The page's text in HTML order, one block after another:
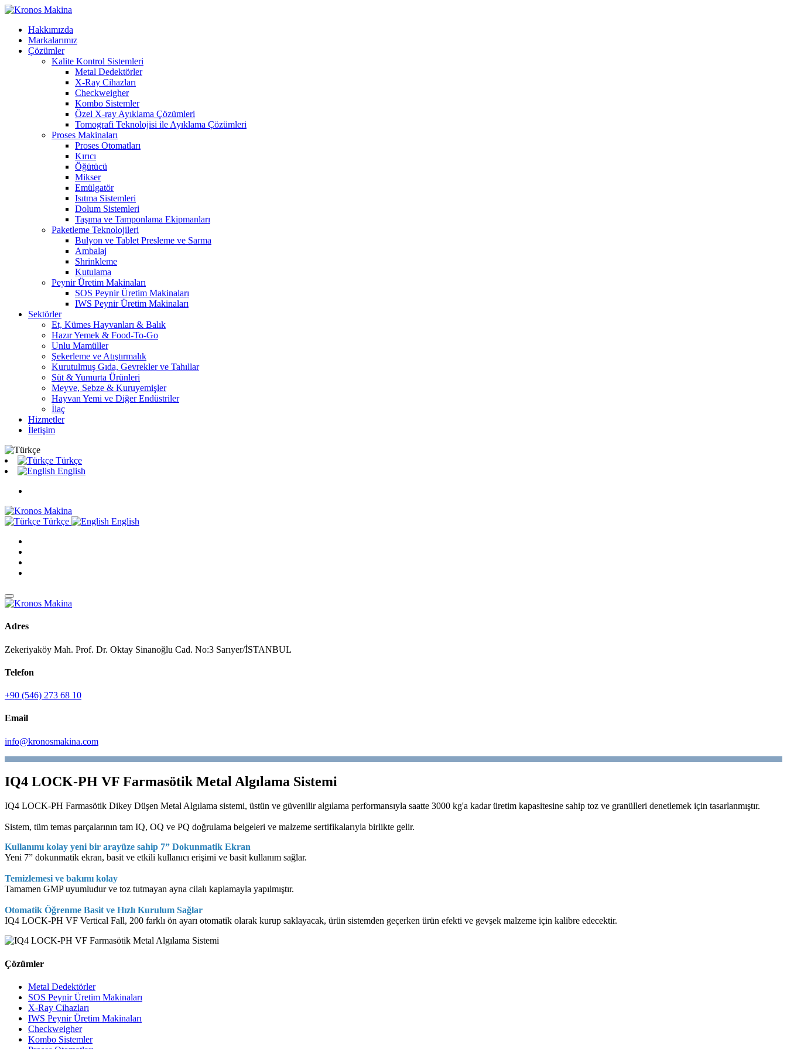
Hakkımızda
Markalarımız
Çözümler
Kalite Kontrol Sistemleri
Metal Dedektörler
X-Ray Cihazları
Checkweigher
Kombo Sistemler
Özel X-ray Ayıklama Çözümleri
Tomografi Teknolojisi ile Ayıklama Çözümleri
Proses Makinaları
Proses Otomatları
Kırıcı
Öğütücü
Mikser
Emülgatör
Isıtma Sistemleri
Dolum Sistemleri
Taşıma ve Tamponlama Ekipmanları
Paketleme Teknolojileri
Bulyon ve Tablet Presleme ve Sarma
Ambalaj
Shrinkleme
Kutulama
Peynir Üretim Makinaları
SOS Peynir Üretim Makinaları
IWS Peynir Üretim Makinaları
Sektörler
Et, Kümes Hayvanları & Balık
Hazır Yemek & Food-To-Go
Unlu Mamüller
Şekerleme ve Atıştırmalık
Kurutulmuş Gıda, Gevrekler ve Tahıllar
Süt & Yumurta Ürünleri
Meyve, Sebze & Kuruyemişler
Hayvan Yemi ve Diğer Endüstriler
İlaç
Hizmetler
İletişim
Türkçe
English
Türkçe English
Adres
Zekeriyaköy Mah. Prof. Dr. Oktay Sinanoğlu Cad. No:3 Sarıyer/İSTANBUL
Telefon
+90 (546) 273 68 10
Email
info@kronosmakina.com
IQ4 LOCK-PH VF Farmasötik Metal Algılama Sistemi
IQ4 LOCK-PH Farmasötik Dikey Düşen Metal Algılama sistemi, üstün ve güvenilir algılama performansıyla saatte 3000 kg'a kadar üretim kapasitesine sahip toz ve granülleri denetlemek için tasarlanmıştır.
Sistem, tüm temas parçalarının tam IQ, OQ ve PQ doğrulama belgeleri ve malzeme sertifikalarıyla birlikte gelir.
Kullanımı kolay yeni bir arayüze sahip 7” Dokunmatik Ekran
Yeni 7” dokunmatik ekran, basit ve etkili kullanıcı erişimi ve basit kullanım sağlar.
Temizlemesi ve bakımı kolay
Tamamen GMP uyumludur ve toz tutmayan ayna cilalı kaplamayla yapılmıştır.
Otomatik Öğrenme Basit ve Hızlı Kurulum Sağlar​​​​​​​
IQ4 LOCK-PH VF Vertical Fall, 200 farklı ön ayarı otomatik olarak kurup saklayacak, ürün sistemden geçerken ürün efekti ve gevşek malzeme için kalibre edecektir.
Çözümler
Metal Dedektörler
SOS Peynir Üretim Makinaları
X-Ray Cihazları
IWS Peynir Üretim Makinaları
Checkweigher
Kombo Sistemler